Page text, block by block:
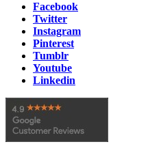
Facebook
Twitter
Instagram
Pinterest
Tumblr
Youtube
Linkedin